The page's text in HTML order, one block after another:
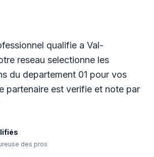
qualifie a Val-
reseau selectionne les
du departement 01 pour vos
partenaire est verifie et note par
des pros